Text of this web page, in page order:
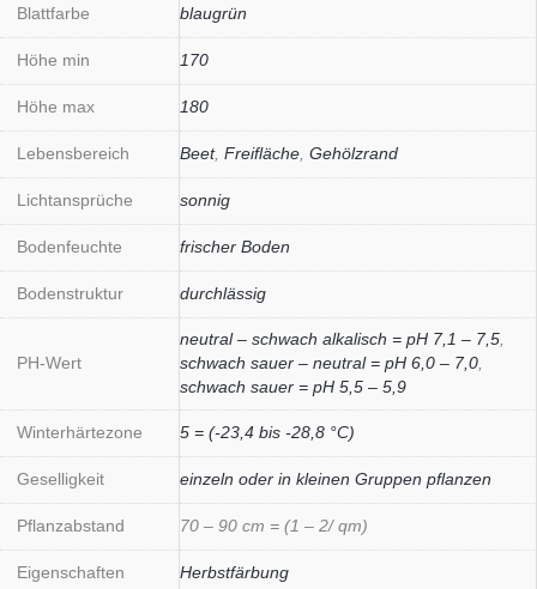
Blattfarbe blaugrün
Höhe min 170
Höhe max 180
Lebensbereich Beet, Freifläche Gehölzrand
Lichtansprüche sonnig
Bodenfeuchte frischer Boden
Bodenstruktur durchlässig
PH-Wert
neutral – schwach alkalisch = pH 7,1 – 7,5
schwach sauer – neutral = pH 6,0 – 7,0
schwach sauer = pH 5,5 – 5,9
Winterhärtezone 5 = (-23,4 bis -28,8 °C)
Geselligkeit einzeln oder in kleinen Gruppen pflanzen
Pflanzabstand 70 – 90 cm = (1 – 2/ qm)
Eigenschaften Herbstfärbung